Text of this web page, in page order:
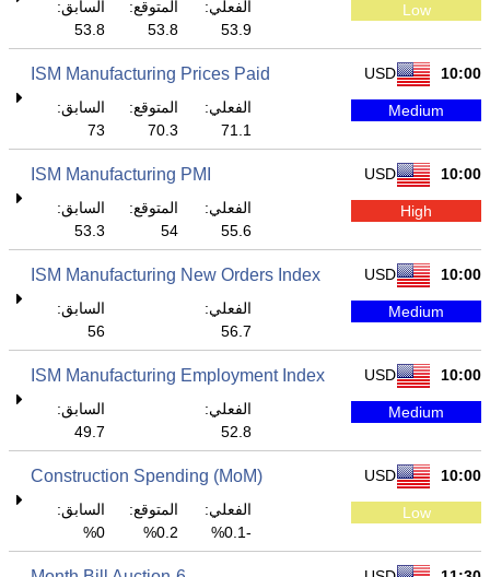
Low
الفعلي:
53.9
المتوقع:
53.8
السابق:
53.8
10:00
USD
ISM Manufacturing Prices Paid
Medium
الفعلي:
71.1
المتوقع:
70.3
السابق:
73
10:00
USD
ISM Manufacturing PMI
High
الفعلي:
55.6
المتوقع:
54
السابق:
53.3
10:00
USD
ISM Manufacturing New Orders Index
Medium
الفعلي:
56.7
السابق:
56
10:00
USD
ISM Manufacturing Employment Index
Medium
الفعلي:
52.8
السابق:
49.7
10:00
USD
Construction Spending (MoM)
Low
الفعلي:
-0.1%
المتوقع:
0.2%
السابق:
0%